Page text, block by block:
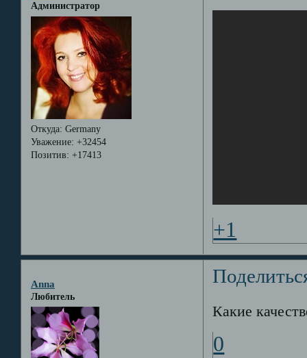
Администратор
Откуда: Germany
Уважение: +32454
Позитив: +17413
+1
Anna
Любитель
Какие
0